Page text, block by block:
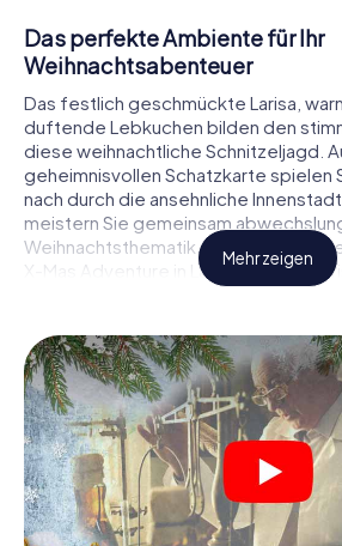
Das perfekte Ambiente für Ihr
Weihnachtsabenteuer
Das festlich geschmückte Larisa,
duftende Lebkuchen bilden den
diese weihnachtliche Schnitzeljagd.
geheimnisvollen Schatzkarte spielen
nach durch die ansehnliche
meistern Sie gemeinsam
Weihnachtsthematik zieht sich als
X-Mas Adventure in Larisa. Auf
erfahren Sie faszinierende Anekdoten
Hinweise richtig zu deuten und
stets einen Schritt voraus zu sein?
Der Weihnachtsmarkt von
Zwischenstopp
Stellen Sie ein kompetentes Team
Familienmitgliedern zusammen und
gemeinsam auf eine weihnachtliche
Mehr zeigen